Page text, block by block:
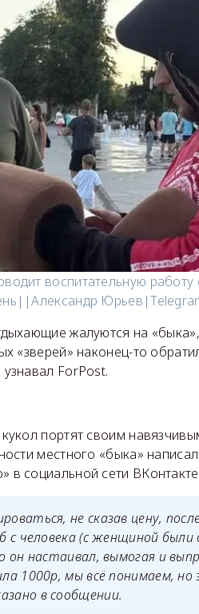
воспитательную
жалуются на
«зверей» наконец-то
ForPost.
портят своим
местного «быка»
социальной сети
не сказав цену,
с человека (c женщиной
он настаивал, вымогая и
1000р, мы всё понимаем,
в сообщении.